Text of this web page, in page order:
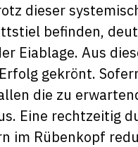
dieser
befinden,
Eiablage. Aus
gekrönt.
die zu
Eine rechtzeitig
im Rübenkopf